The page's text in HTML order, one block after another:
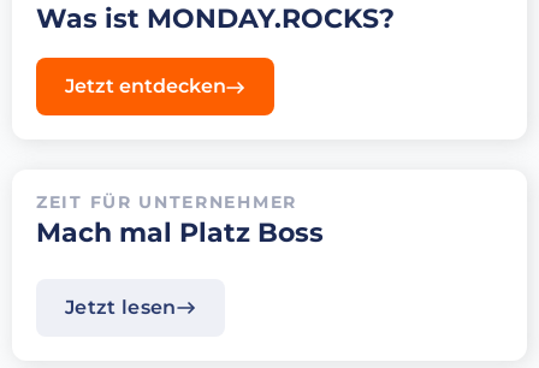
Was ist MONDAY.ROCKS?
Jetzt entdecken
ZEIT FÜR UNTERNEHMER
Mach mal Platz Boss
Jetzt lesen